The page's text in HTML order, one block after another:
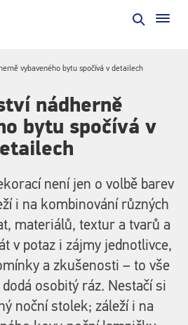
vybaveného bytu spočívá v detailech
nádherně
bytu spočívá v
není jen o volbě barev
i na kombinování různých
materiálů, textur a tvarů a
v potaz i zájmy jednotlivce,
a zkušenosti – to vše
osobitý ráz. Nestačí si
noční stolek; záleží i na